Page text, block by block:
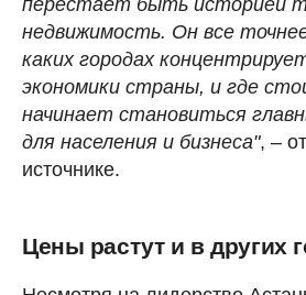
перестает быть историей
недвижимость. Он все
каких городах
экономики страны, и где
начинает становиться
для населения и бизнеса", –
источнике.
Цены растут и в других